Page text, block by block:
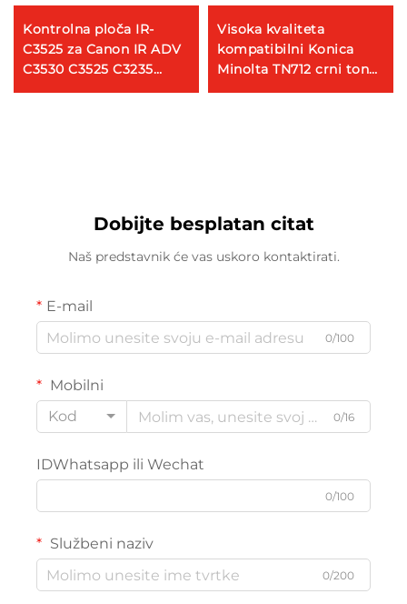
Kontrolna ploča IR-
C3525 za Canon IR ADV
C3530 C3525 C3235
C3520 LCD Dotočni
Visoka kvaliteta
kompatibilni Konica
Minolta TN712 crni toner
čarobnjak za Konica
Dobijte besplatan citat
Naš predstavnik će vas uskoro kontaktirati.
E-mail
0/100
Mobilni
Kod
0/16
IDWhatsapp ili Wechat
0/100
Službeni naziv
0/200